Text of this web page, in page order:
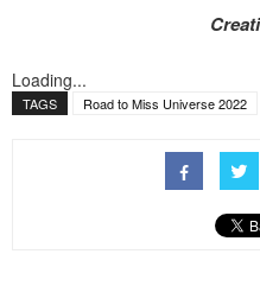
Loading...
TAGS Road to Miss Universe 2022